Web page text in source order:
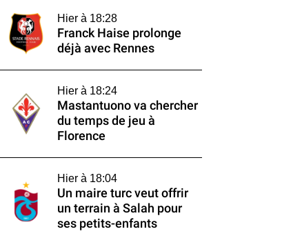
Hier à 18:28
Franck Haise prolonge
déjà avec Rennes
Hier à 18:24
Mastantuono va chercher
du temps de jeu à
Florence
Hier à 18:04
Un maire turc veut offrir
un terrain à Salah pour
ses petits-enfants